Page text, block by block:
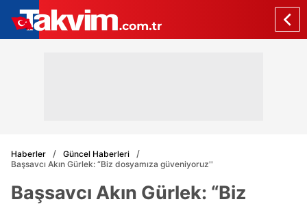
Haberler
Güncel Haberleri
Başsavcı Akın Gürlek: “Biz dosyamıza güveniyoruz''
Başsavcı Akın Gürlek: “Biz